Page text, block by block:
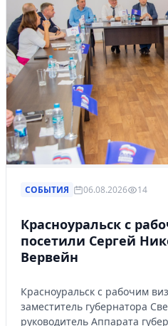
СОБЫТИЯ 06.08.2026 14
Красноуральск с
посетили Сергей
Вервейн
Красноуральск с рабочим
заместитель губернатора
руководитель Аппарата